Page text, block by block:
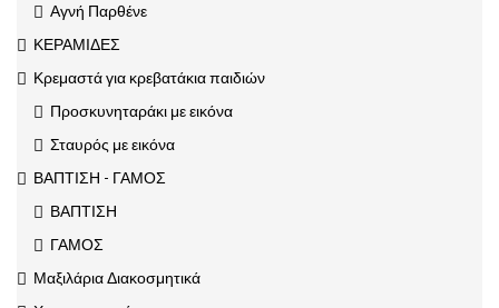
Αγνή Παρθένε
ΚΕΡΑΜΙΔΕΣ
Κρεμαστά για κρεβατάκια παιδιών
Προσκυνηταράκι με εικόνα
Σταυρός με εικόνα
ΒΑΠΤΙΣΗ - ΓΑΜΟΣ
ΒΑΠΤΙΣΗ
ΓΑΜΟΣ
Μαξιλάρια Διακοσμητικά